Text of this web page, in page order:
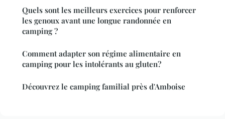
Quels sont les meilleurs exercices pour renforcer
les genoux avant une longue randonnée en
camping ?
Comment adapter son régime alimentaire en
camping pour les intolérants au gluten?
Découvrez le camping familial près d'Amboise